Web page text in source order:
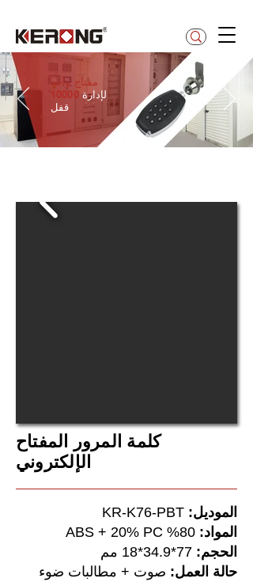
مفتاحواحد
لإدارة 10000
قفل
كلمة المرور المفتاح
الإلكتروني
الموديل:
المواد: 80% ABS + 20% PC
الحجم:
حالة العمل: صوت + مطالبات ضوء